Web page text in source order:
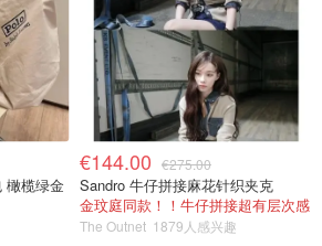
橄榄绿金
€144.00 €275.00
Sandro 牛仔拼接麻花针织夹克
金玟庭同款！！牛仔拼接超有层次感
The Outnet 1879人感兴趣